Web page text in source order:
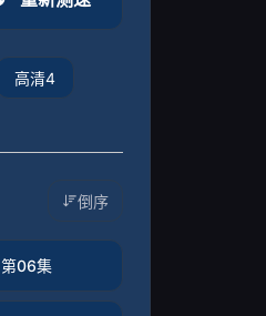
高清4
倒序
第06集